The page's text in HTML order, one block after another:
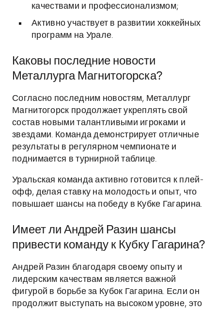
качествами и профессионализмом;
Активно участвует в развитии хоккейных
программ на Урале.
Каковы последние новости
Металлурга Магнитогорска?
Согласно последним новостям, Металлург
Магнитогорск продолжает укреплять свой
состав новыми талантливыми игроками и
звездами. Команда демонстрирует отличные
результаты в регулярном чемпионате и
поднимается в турнирной таблице.
Уральская команда активно готовится к плей-
офф, делая ставку на молодость и опыт, что
повышает шансы на победу в Кубке Гагарина.
Имеет ли Андрей Разин шансы
привести команду к Кубку Гагарина?
Андрей Разин благодаря своему опыту и
лидерским качествам является важной
фигурой в борьбе за Кубок Гагарина. Если он
продолжит выступать на высоком уровне, это